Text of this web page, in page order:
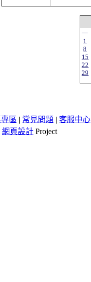
一
1
8
15
22
29
區 | 常見問題 | 客服中心
網頁設計 Project